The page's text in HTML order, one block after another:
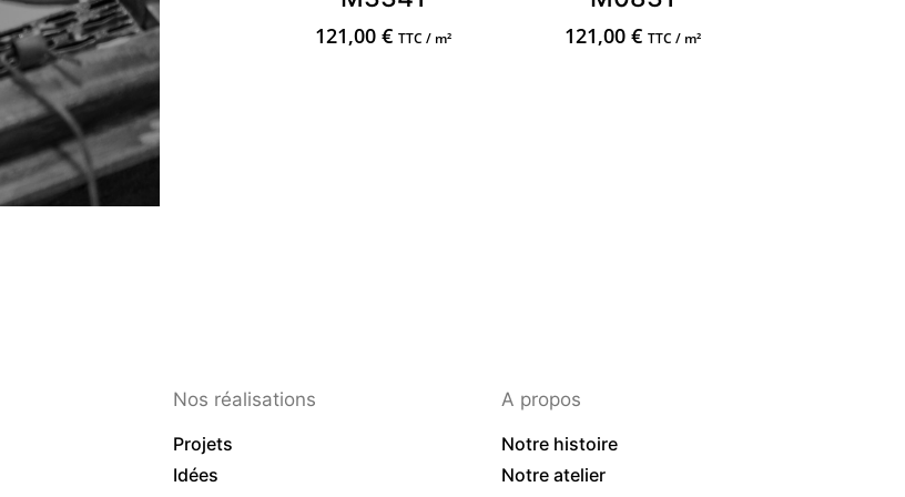
121,00 € TTC / m² 121,00€ TTC / m²
Nos réalisations
Projets
Idées
A propos
Notre histoire
Notre atelier